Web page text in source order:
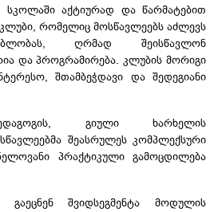
აქტიურად და წარმატებით
, რომელიც მოსწავლეებს აძლევს
ღრმად შეისწავლონ
და პროგრამირება. კლუბის მორიგი
შთამბეჭდავი და შედეგიანი
გიული ხარხელის
შეასრულეს კომპლექსური
პრაქტიკული გამოცდილება
გაეცნენშვიდსეგმენტა მოდულის